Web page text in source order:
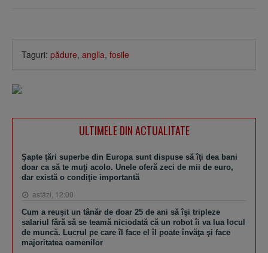
Taguri: pădure, anglia, fosile
ULTIMELE DIN ACTUALITATE
Şapte ţări superbe din Europa sunt dispuse să îţi dea bani
doar ca să te muţi acolo. Unele oferă zeci de mii de euro,
dar există o condiţie importantă
astăzi, 12:00
Cum a reuşit un tânăr de doar 25 de ani să îşi tripleze
salariul fără să se teamă niciodată că un robot îi va lua locul
de muncă. Lucrul pe care îl face el îl poate învăţa şi face
majoritatea oamenilor